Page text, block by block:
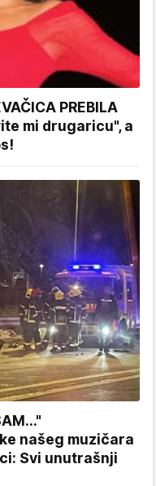
PREBILA
mi drugaricu", a
našeg muzičara
Svi unutrašnji